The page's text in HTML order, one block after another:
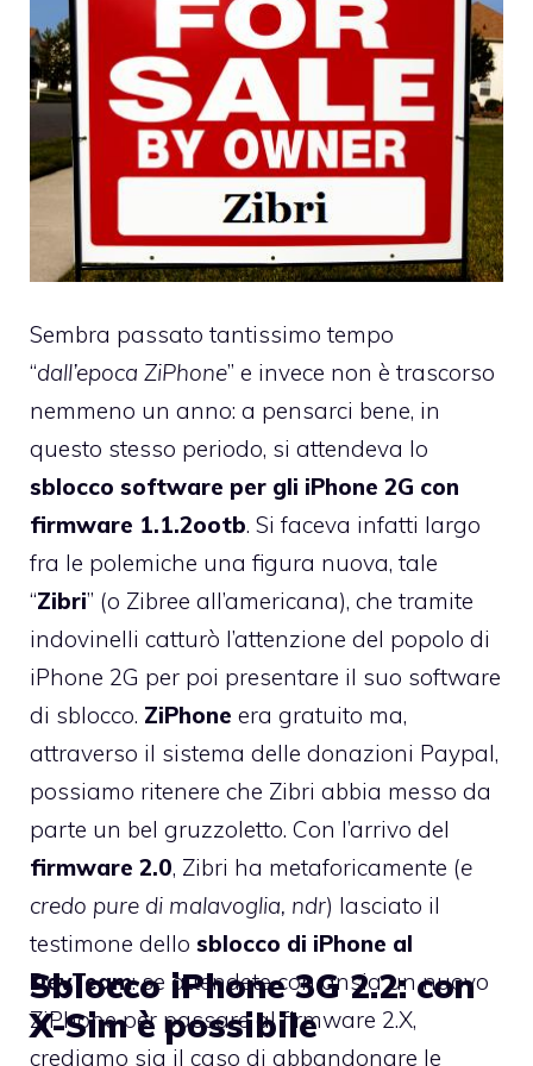
Sembra passato tantissimo tempo
“dall’epoca ZiPhone” e invece non è trascorso
nemmeno un anno: a pensarci bene, in
questo stesso periodo, si attendeva lo
sblocco software per gli iPhone 2G con
firmware 1.1.2ootb. Si faceva infatti largo
fra le polemiche una figura nuova, tale
“Zibri” (o Zibree all’americana), che tramite
indovinelli catturò l’attenzione del popolo di
iPhone 2G per poi presentare il suo software
di sblocco. ZiPhone era gratuito ma,
attraverso il sistema delle donazioni Paypal,
possiamo ritenere che Zibri abbia messo da
parte un bel gruzzoletto. Con l’arrivo del
firmware 2.0, Zibri ha metaforicamente (e
credo pure di malavoglia, ndr) lasciato il
testimone dello sblocco di iPhone al
DevTeam: se attendete con ansia un nuovo
ZiPhone per passare al firmware 2.X,
crediamo sia il caso di abbandonare le
Sblocco iPhone 3G 2.2: con
X-Sim è possibile